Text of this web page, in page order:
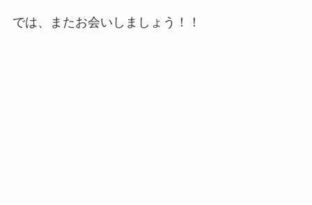
では、またお会いしましょう！！